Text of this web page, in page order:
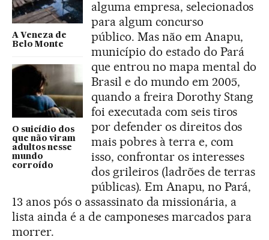
A Veneza de
Belo Monte
O suicídio dos
que não viram
adultos nesse
mundo
corroído
alguma empresa, selecionados
para algum concurso
público. Mas não em Anapu,
município do estado do Pará
que entrou no mapa mental do
Brasil e do mundo em 2005,
quando a freira Dorothy Stang
foi executada com seis tiros
por defender os direitos dos
mais pobres à terra e, com
isso, confrontar os interesses
dos grileiros (ladrões de terras
públicas). Em Anapu, no Pará,
13 anos pós o assassinato da missionária, a
lista ainda é a de camponeses marcados para
morrer.